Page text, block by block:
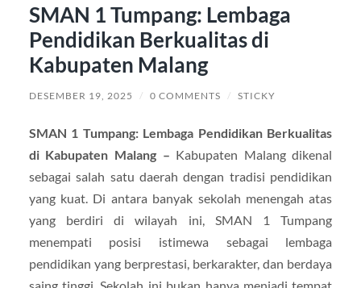
SMAN 1 Tumpang: Lembaga
Pendidikan Berkualitas di
Kabupaten Malang
DESEMBER 19, 2025 / 0 COMMENTS / STICKY
SMAN 1 Tumpang: Lembaga Pendidikan Berkualitas
di Kabupaten Malang – Kabupaten Malang dikenal
sebagai salah satu daerah dengan tradisi pendidikan
yang kuat. Di antara banyak sekolah menengah atas
yang berdiri di wilayah ini, SMAN 1 Tumpang
menempati posisi istimewa sebagai lembaga
pendidikan yang berprestasi, berkarakter, dan berdaya
saing tinggi. Sekolah ini bukan hanya menjadi tempat